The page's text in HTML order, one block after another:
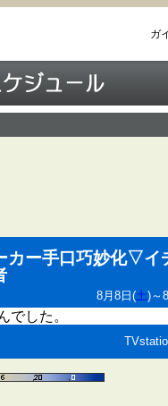
ガ
カー手口巧妙化▽イ
8月8日(土)～
でした。